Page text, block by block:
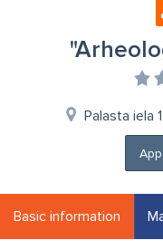
Palasta iela
Basic information